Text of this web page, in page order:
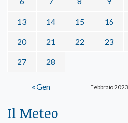
Febbraio 2023
13 14 15 16
20 21 22 23
27 28
« Gen
Il Meteo